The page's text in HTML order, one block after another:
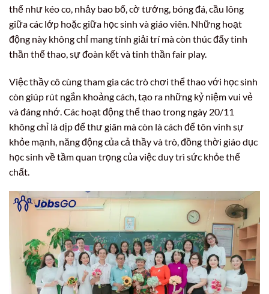
thể như kéo co, nhảy bao bố, cờ tướng, bóng đá, cầu lông
giữa các lớp hoặc giữa học sinh và giáo viên. Những hoạt
động này không chỉ mang tính giải trí mà còn thúc đẩy tinh
thần thể thao, sự đoàn kết và tinh thần fair play.
Việc thầy cô cùng tham gia các trò chơi thể thao với học sinh
còn giúp rút ngắn khoảng cách, tạo ra những kỷ niệm vui vẻ
và đáng nhớ. Các hoạt động thể thao trong ngày 20/11
không chỉ là dịp để thư giãn mà còn là cách để tôn vinh sự
khỏe mạnh, năng động của cả thầy và trò, đồng thời giáo dục
học sinh về tầm quan trọng của việc duy trì sức khỏe thể
chất.